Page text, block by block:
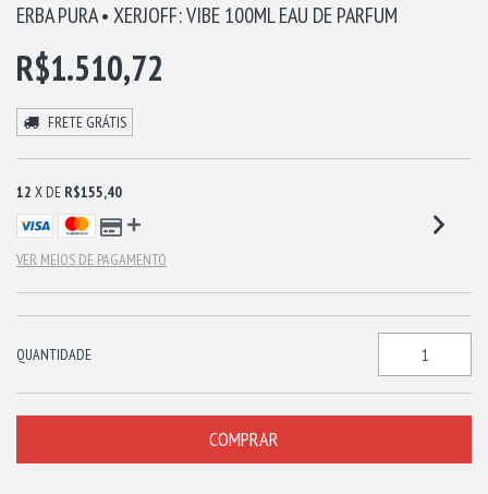
ERBA PURA • XERJOFF: VIBE 100ML EAU DE PARFUM
R$1.510,72
FRETE GRÁTIS
12 X DE R$155,40
VER MEIOS DE PAGAMENTO
QUANTIDADE